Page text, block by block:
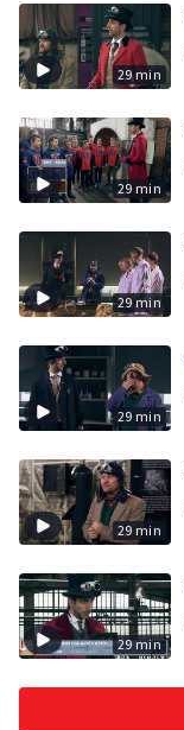
29 min
29 min
29 min
29 min
29 min
29 min